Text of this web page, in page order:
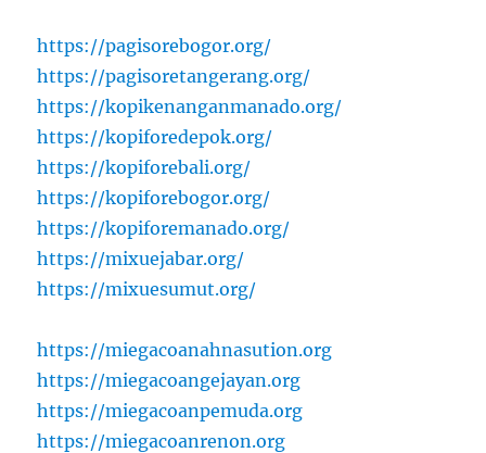
https://pagisorebogor.org/
https://pagisoretangerang.org/
https://kopikenanganmanado.org/
https://kopiforedepok.org/
https://kopiforebali.org/
https://kopiforebogor.org/
https://kopiforemanado.org/
https://mixuejabar.org/
https://mixuesumut.org/
https://miegacoanahnasution.org
https://miegacoangejayan.org
https://miegacoanpemuda.org
https://miegacoanrenon.org